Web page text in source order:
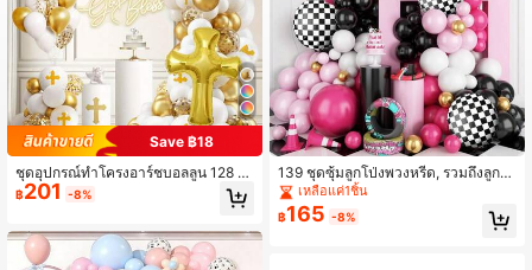
Save ฿18
ชุดอุปกรณ์ทำโครงอาร์ชบอลลูน 128 ชิ้
น บอลลูนสีขาวทอง พร้อม บอลลูนทรงก
างเกง สำหรับตกแต่งพิธีศีลมหาสนิทครั้
ดเลี้ยง, ตกแต่งงานแต่งงาน
฿201 -8%
139 ชุดซุ้มลูกโป่งพวงหรีด, รวมถึงลูกโ
ป่งทรงกลมสีแดงกุหลาบด้าน, สีชมพูด้า
น, สีขาวด้าน, สีดำด้าน, สีทองเมทัลลิก,
ลายตารางหมากรุกขาวดำ เหมาะสำหรั
เหลือแค่1ชิ้น
฿165 -8%